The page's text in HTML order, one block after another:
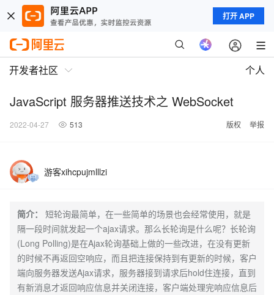
打开 APP
开发者社区 个人
JavaScript 服务器推送技术之 WebSocket
2022-04-27 513 版权 举报
游客xihcpujmlllzi
简介：
短轮询最简单，在一些简单的场景也会经常使用，就是
隔一段时间就发起一个ajax请求。那么长轮询是什么呢？长轮询
(Long Polling)是在Ajax轮询基础上做的一些改进，在没有更新
的时候不再返回空响应，而且把连接保持到有更新的时候，客户
端向服务器发送Ajax请求，服务器接到请求后hold住连接，直到
有新消息才返回响应信息并关闭连接，客户端处理完响应信息后